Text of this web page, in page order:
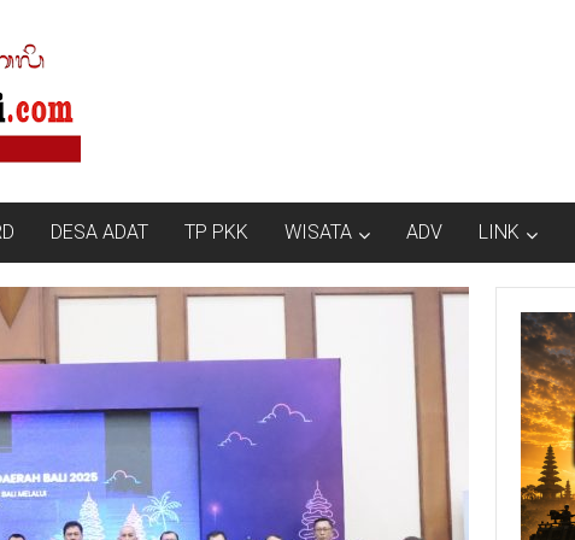
DESA ADAT TP PKK WISATA ADV LINK